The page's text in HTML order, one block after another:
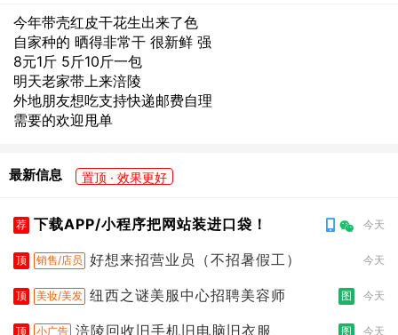
今年带壳红皮干花生出来了色
自家种的 晒得非常干 很新鲜 强
8元1斤 5斤10斤一包
明天老家带上来涪陵
外地朋友想吃支持快递邮费自理
需要的欢迎甩单
最新信息 置顶 · 效果更好
荐 下载APP/小程序把网站装进口袋！ 今天
顶 销售/店员 好想来招营业员（不招暑假工） 今天
顶 美妆/美发 纽西之谜美服中心招聘美容师 图 今天
顶 小广告 涪陵回收旧手机旧电脑旧衣服 图 今天